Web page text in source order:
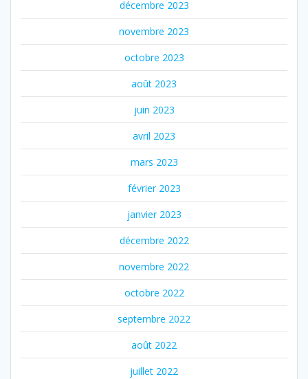
décembre 2023
novembre 2023
octobre 2023
août 2023
juin 2023
avril 2023
mars 2023
février 2023
janvier 2023
décembre 2022
novembre 2022
octobre 2022
septembre 2022
août 2022
juillet 2022